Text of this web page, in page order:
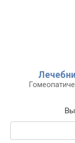
Поиск: